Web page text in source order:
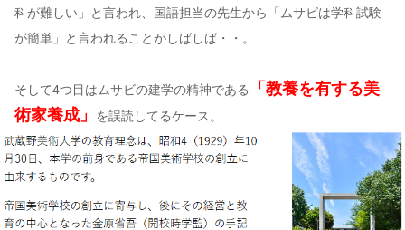
科が難しい」と言われ、国語担当の先生から「ムサビは学科試験
が簡単」と言われることがしばしば・・。
そして4つ目はムサビの建学の精神である
「教養を有する美
術家養成」
を誤読してるケース。